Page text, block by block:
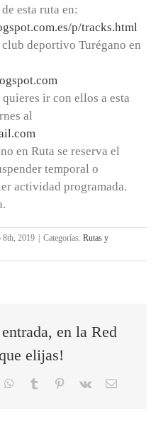
esta ruta en:
p/tracks.html
deportivo Turégano en
ir con ellos a esta
al
en Ruta se reserva el
temporal o
actividad programada.
8th, 2019 Categorías: Rutas y
en la Red
elijas!
WhatsApp
Tumblr Pinterest
Vk
Correo